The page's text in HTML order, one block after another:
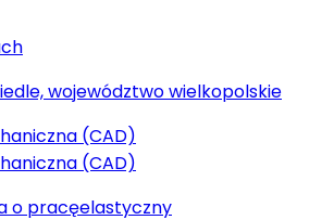
województwo wielkopolskie
(CAD)
(CAD)
o pracęelastyczny